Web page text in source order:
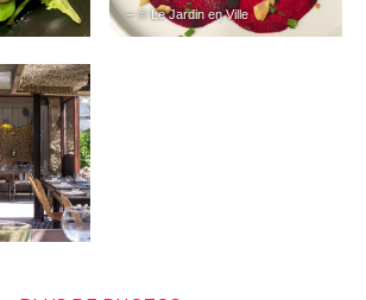
– © Le Jardin en Ville